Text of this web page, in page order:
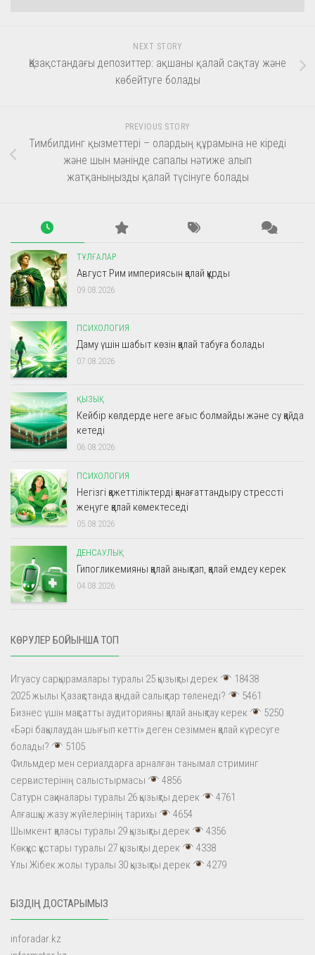
NEXT STORY
Қазақстандағы депозиттер: ақшаны қалай сақтау және
көбейтуге болады
PREVIOUS STORY
Тимбилдинг қызметтері – олардың құрамына не кіреді
және шын мәнінде сапалы нәтиже алып
жатқаныңызды қалай түсінуге болады
ТҰЛҒАЛАР
Август Рим империясын қалай құрды
09.08.2026
ПСИХОЛОГИЯ
Даму үшін шабыт көзін қалай табуға болады
07.08.2026
ҚЫЗЫҚ
Кейбір көлдерде неге ағыс болмайды және су қайда
кетеді
06.08.2026
ПСИХОЛОГИЯ
Негізгі қажеттіліктерді қанағаттандыру стрессті
жеңуге қалай көмектеседі
05.08.2026
ДЕНСАУЛЫҚ
Гипогликемияны қалай анықтап, қалай емдеу керек
04.08.2026
КӨРУЛЕР БОЙЫНША ТОП
Игуасу сарқырамалары туралы 25 қызықты дерек
18438
2025 жылы Қазақстанда қандай салықтар төленеді?
5461
Бизнес үшін мақсатты аудиторияны қалай анықтау керек
5250
«Бәрі бақылаудан шығып кетті» деген сезіммен қалай күресуге
болады?
5105
Фильмдер мен сериалдарға арналған танымал стриминг
сервистерінің салыстырмасы
4856
Сатурн сақиналары туралы 26 қызықты дерек
4761
Алғашқы жазу жүйелерінің тарихы
4654
Шымкент қаласы туралы 29 қызықты дерек
4356
Көкқұс құстары туралы 27 қызықты дерек
4338
Ұлы Жібек жолы туралы 30 қызықты дерек
4279
БІЗДІҢ ДОСТАРЫМЫЗ
inforadar.kz